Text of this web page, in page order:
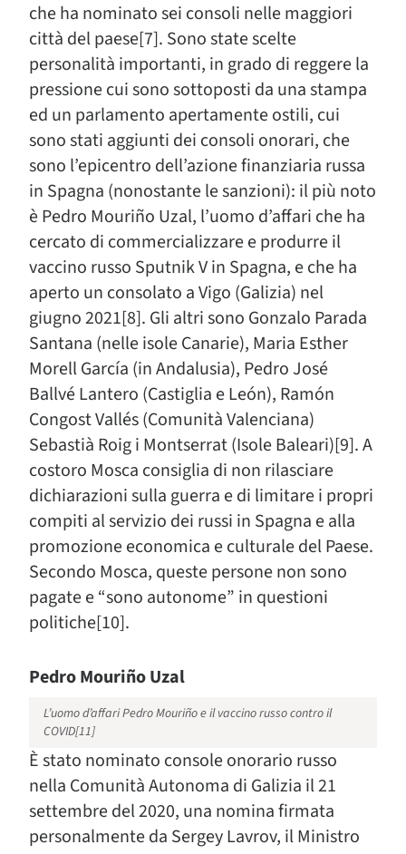
che ha nominato sei consoli nelle maggiori
città del paese[7]. Sono state scelte
personalità importanti, in grado di reggere la
pressione cui sono sottoposti da una stampa
ed un parlamento apertamente ostili, cui
sono stati aggiunti dei consoli onorari, che
sono l’epicentro dell’azione finanziaria russa
in Spagna (nonostante le sanzioni): il più noto
è Pedro Mouriño Uzal, l’uomo d’affari che ha
cercato di commercializzare e produrre il
vaccino russo Sputnik V in Spagna, e che ha
aperto un consolato a Vigo (Galizia) nel
giugno 2021[8]. Gli altri sono Gonzalo Parada
Santana (nelle isole Canarie), Maria Esther
Morell García (in Andalusia), Pedro José
Ballvé Lantero (Castiglia e León), Ramón
Congost Vallés (Comunità Valenciana)
Sebastià Roig i Montserrat (Isole Baleari)[9]. A
costoro Mosca consiglia di non rilasciare
dichiarazioni sulla guerra e di limitare i propri
compiti al servizio dei russi in Spagna e alla
promozione economica e culturale del Paese.
Secondo Mosca, queste persone non sono
pagate e “sono autonome” in questioni
politiche[10].
Pedro Mouriño Uzal
L’uomo d’affari Pedro Mouriño e il vaccino russo contro il
COVID[11]
È stato nominato console onorario russo
nella Comunità Autonoma di Galizia il 21
settembre del 2020, una nomina firmata
personalmente da Sergey Lavrov, il Ministro